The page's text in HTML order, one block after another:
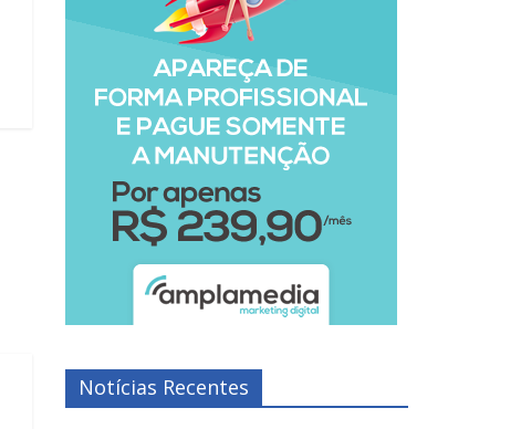
Notícias Recentes